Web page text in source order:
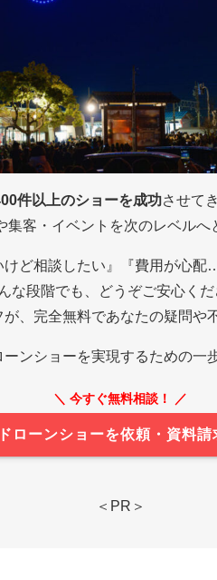
件以上のショーを成功させて
集客・イベントを次のレベルへ
けど相談したい』『費用が心配
な段階でも、どうぞご安心くだ
、完全無料であなたの疑問や
ーンショーを実現するための一
＼ 今すぐ無料相談！ ／
ローンショーを依頼・資料請
＜PR＞